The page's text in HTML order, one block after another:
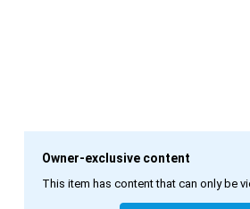
Owner-exclusive content
This item has content that can only be